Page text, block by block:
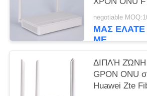
negotiable
ΜΑΣ
ΜΕ
ΔΙΠΛΉ ΖΏΝΗ
GPON ONU
Huawei Zte